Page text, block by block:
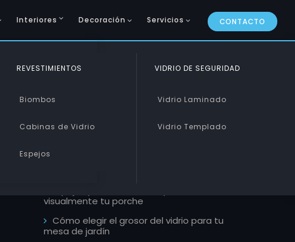
VIDRIO CURVADO Y PISABLE
Vidrio Curvado
Vidrio Pisable
VIDRIO DE SEGURIDAD
Vidrio Laminado
Vidrio Templado
Interiores
REVESTIMIENTOS
Biombos
Cabinas de Vidrio
Espejos
Decoración Servicios CONTACTO
Reformas con vidrio rápidas, perfectas
visualmente tu porche
Cómo elegir el grosor del vidrio para tu
mesa de jardín